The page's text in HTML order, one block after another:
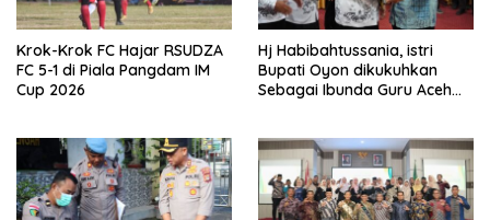
Krok-Krok FC Hajar RSUDZA
FC 5-1 di Piala Pangdam IM
Cup 2026
Hj Habibahtussania, istri
Bupati Oyon dikukuhkan
Sebagai Ibunda Guru Aceh